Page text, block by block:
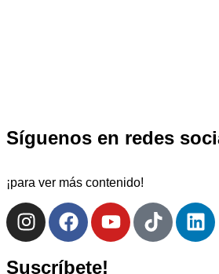
Síguenos en redes
¡para ver más contenido!
Suscríbete!